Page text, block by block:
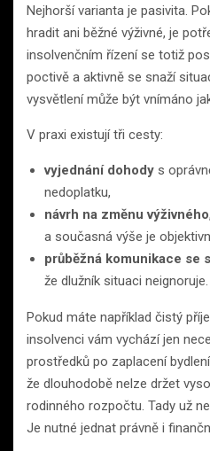
Nejhorší varianta je pasivita.
hradit ani běžné výživné, je
insolvenčním řízení se totiž
poctivě a aktivně se snaží
vysvětlení může být vnímáno
V praxi existují tři cesty:
vyjednání dohody s
nedoplatku,
návrh na změnu výživného
a současná výše je
průběžná komunikace se
že dlužník situaci neignoruje.
Pokud máte například čistý
insolvenci vám vychází jen
prostředků po zaplacení
že dlouhodobě nelze držet
rodinného rozpočtu. Tady už
Je nutné jednat právně i